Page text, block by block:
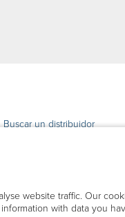
Buscar un distribuidor
website traffic. Our
with data you